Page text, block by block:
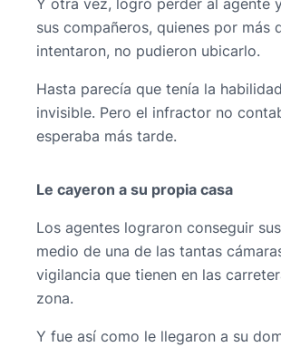
sus compañeros, quienes por más
intentaron, no pudieron ubicarlo.
Hasta parecía que tenía la
invisible. Pero el infractor no
esperaba más tarde.
Le cayeron a su propia casa
Los agentes lograron conseguir
medio de una de las tantas
vigilancia que tienen en las
zona.
Y fue así como le llegaron a su